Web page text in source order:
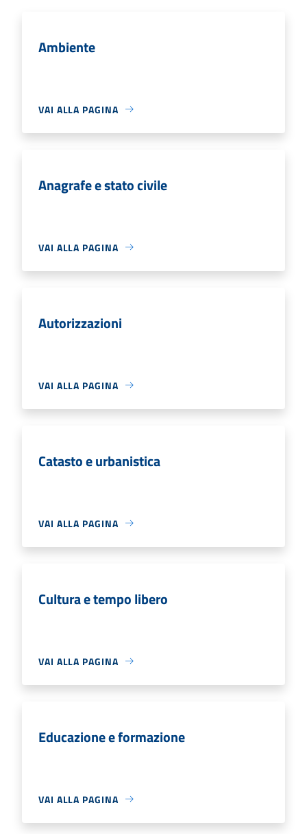
Ambiente
VAI ALLA PAGINA
Anagrafe e stato civile
VAI ALLA PAGINA
Autorizzazioni
VAI ALLA PAGINA
Catasto e urbanistica
VAI ALLA PAGINA
Cultura e tempo libero
VAI ALLA PAGINA
Educazione e formazione
VAI ALLA PAGINA